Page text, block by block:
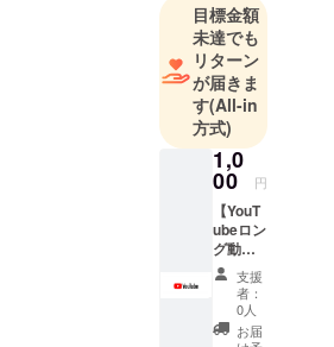
目標金額
未達でも
リターン
が届きま
す(All-in
方式)
1,0
00 円
【YouT
ubeロン
グ動画
の最後
に支援
してく
ださっ
支援
者：
0人
お届